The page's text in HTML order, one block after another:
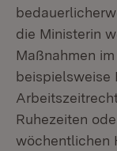
die Ministerin
Maßnahmen
beispielsweise
Ruhezeiten
wöchentlichen